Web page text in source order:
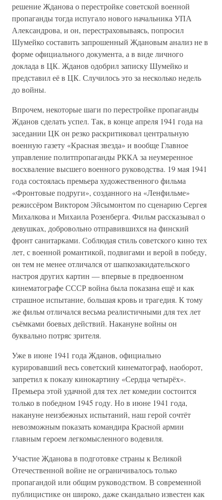
решение Жданова о перестройке советской военной
пропаганды тогда испугало нового начальника УПА
Александрова, и он, перестраховываясь, попросил
Шумейко составить запрошенный Ждановым анализ не в
форме официального документа, а в виде личного
доклада в ЦК. Жданов одобрил записку Шумейко и
представил её в ЦК. Случилось это за несколько недель
до войны.
Впрочем, некоторые шаги по перестройке пропаганды
Жданов сделать успел. Так, в конце апреля 1941 года на
заседании ЦК он резко раскритиковал центральную
военную газету «Красная звезда» и вообще Главное
управление политпропаганды РККА за неумеренное
восхваление высшего военного руководства. 19 мая 1941
года состоялась премьера художественного фильма
«Фронтовые подруги», созданного на «Ленфильме»
режиссёром Виктором Эйсымонтом по сценарию Сергея
Михалкова и Михаила Розенберга. Фильм рассказывал о
девушках, добровольно отправившихся на финский
фронт санитарками. Соблюдая стиль советского кино тех
лет, с военной романтикой, подвигами и верой в победу,
он тем не менее отличался от шапкозакидательского
настроя других картин — впервые в предвоенном
кинематографе СССР война была показана ещё и как
страшное испытание, большая кровь и трагедия. К тому
же фильм отличался весьма реалистичными для тех лет
съёмками боевых действий. Накануне войны он
буквально потряс зрителя.
Уже в июне 1941 года Жданов, официально
курировавший весь советский кинематограф, наоборот,
запретил к показу кинокартину «Сердца четырёх».
Премьера этой удачной для тех лет комедии состоится
только в победном 1945 году. Но в июне 1941 года,
накануне неизбежных испытаний, наш герой сочтёт
невозможным показать командира Красной армии
главным героем легкомысленного водевиля.
Участие Жданова в подготовке страны к Великой
Отечественной войне не ограничивалось только
пропагандой или общим руководством. В современной
публицистике он широко, даже скандально известен как